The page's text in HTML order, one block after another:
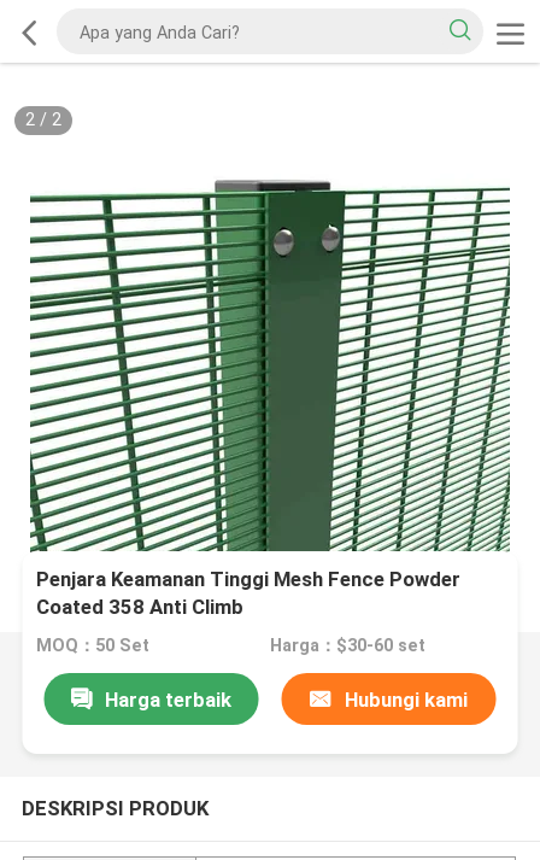
2/ 2
Penjara Keamanan Tinggi Mesh Fence Powder
Coated 358 Anti Climb
MOQ：50 Set Harga：$30-60 set
Harga terbaik Hubungi kami
DESKRIPSI PRODUK